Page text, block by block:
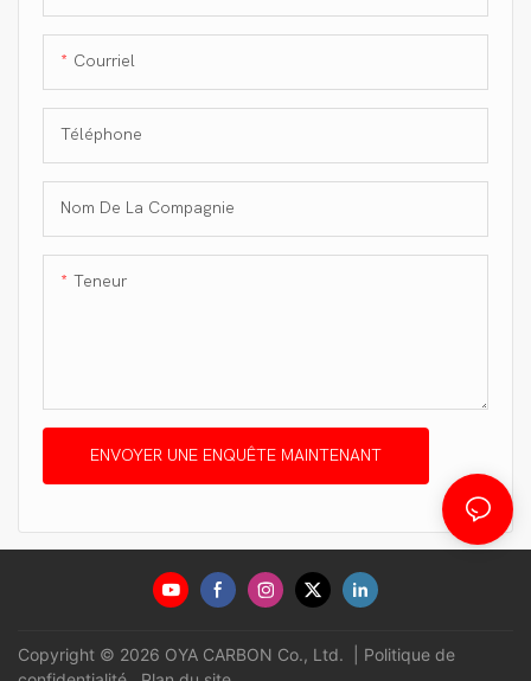
Courriel
Téléphone
Nom De La Compagnie
Teneur
ENVOYER UNE ENQUÊTE MAINTENANT
Copyright © 2026 OYA CARBON Co., Ltd. | Politique de